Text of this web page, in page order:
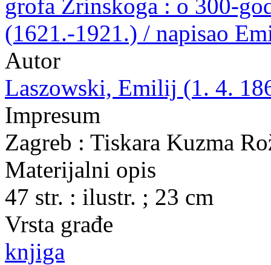
grofa Zrinskoga : o 300-
(1621.-1921.) / napisao
Autor
Laszowski, Emilij (1. 4.
Impresum
Zagreb : Tiskara Kuzma
Materijalni opis
47 str. : ilustr. ; 23 cm
Vrsta građe
knjiga